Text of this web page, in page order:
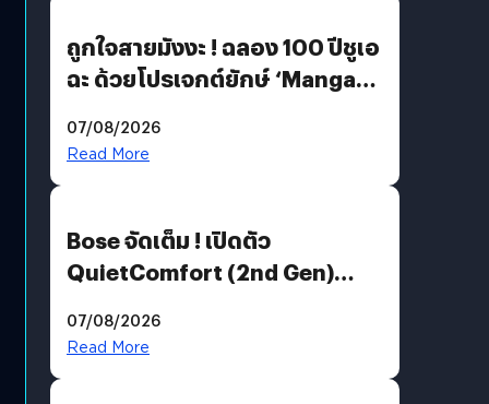
ถูกใจสายมังงะ ! ฉลอง 100 ปีชูเอ
ฉะ ด้วยโปรเจกต์ยักษ์ ‘Manga
มีภาษาไทยด้วย
07/08/2026
Read More
Bose จัดเต็ม ! เปิดตัว
QuietComfort (2nd Gen)
07/08/2026
Read More